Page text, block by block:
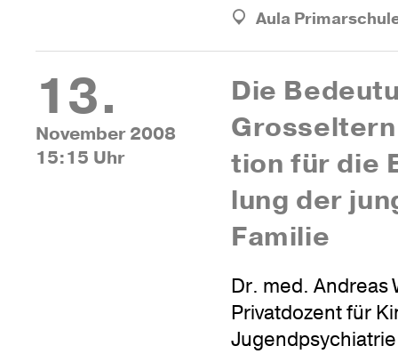
Aula
13.
November 2008
15:15 Uhr
Die
tion für die
lung der
Familie
Dr. med. Andreas
Privatdozent für